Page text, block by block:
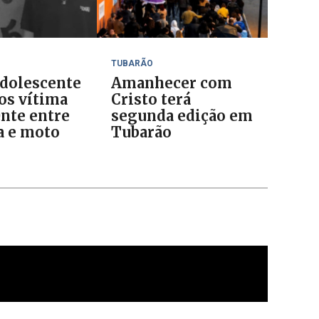
vítima
entre
e moto
TUBARÃO
Amanhecer com
Cristo terá
segunda edição em
Tubarão